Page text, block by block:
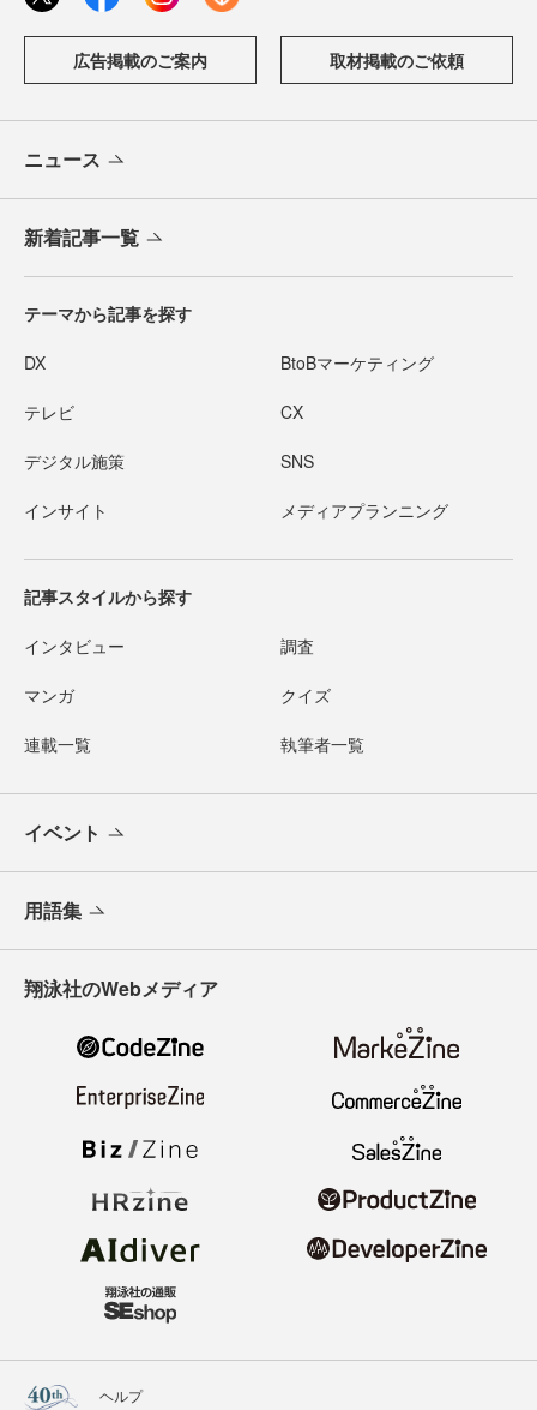
広告掲載のご案内 取材掲載のご依頼
ニュース
新着記事一覧
テーマから記事を探す
DX BtoBマーケティング
テレビ CX
デジタル施策 SNS
インサイト メディアプランニング
記事スタイルから探す
インタビュー 調査
マンガ クイズ
連載一覧 執筆者一覧
イベント
用語集
翔泳社のWebメディア
ヘルプ